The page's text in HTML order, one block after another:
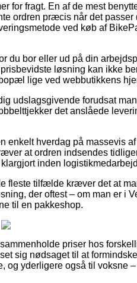
for fragt. En af de mest
ordren præcis når det
ved køb af
du bor eller ud på din
løsning kan ikke
lige ved webbutikkens
udslagsgivende forudsat
det anslåede
enkelt hverdag på massevis
at ordren indsendes
inden
fleste tilfælde kræver det at
der oftest – om man er i
til en pakkeshop.
priser hos
sig nødsaget til at
og yderligere også til voksne